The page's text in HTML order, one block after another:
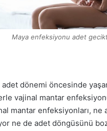
Maya enfeksiyonu adet
adet dönemi öncesinde
vajinal mantar
mantar enfeksiyonları, ne
ne de adet döngüsünü